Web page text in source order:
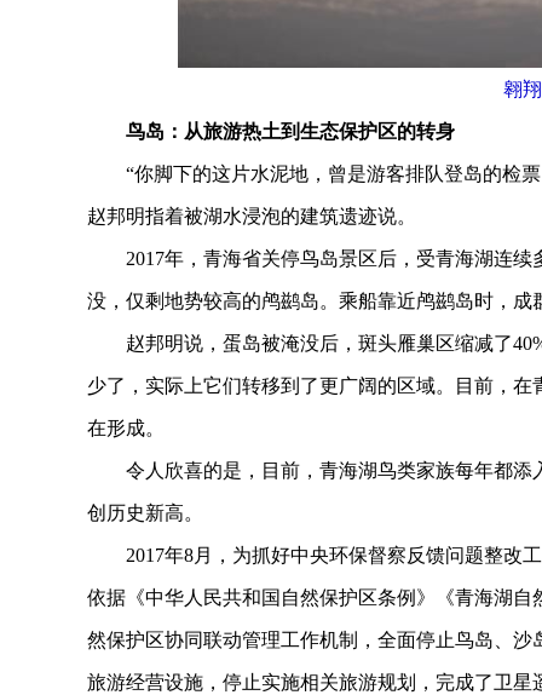
翱
鸟岛：从旅游热土到生态保护区的转身
“你脚下的这片水泥地，曾是游客排队登岛的检票
赵邦明指着被湖水浸泡的建筑遗迹说。
2017年，青海省关停鸟岛景区后，受青海湖连续
没，仅剩地势较高的鸬鹚岛。乘船靠近鸬鹚岛时，成
赵邦明说，蛋岛被淹没后，斑头雁巢区缩减了
少了，实际上它们转移到了更广阔的区域。目前，
在形成。
令人欣喜的是，目前，青海湖鸟类家族每年都添
创历史新高。
2017年8月，为抓好中央环保督察反馈问题整改
依据《中华人民共和国自然保护区条例》《青海湖
然保护区协同联动管理工作机制，全面停止鸟岛、
旅游经营设施，停止实施相关旅游规划，完成了卫